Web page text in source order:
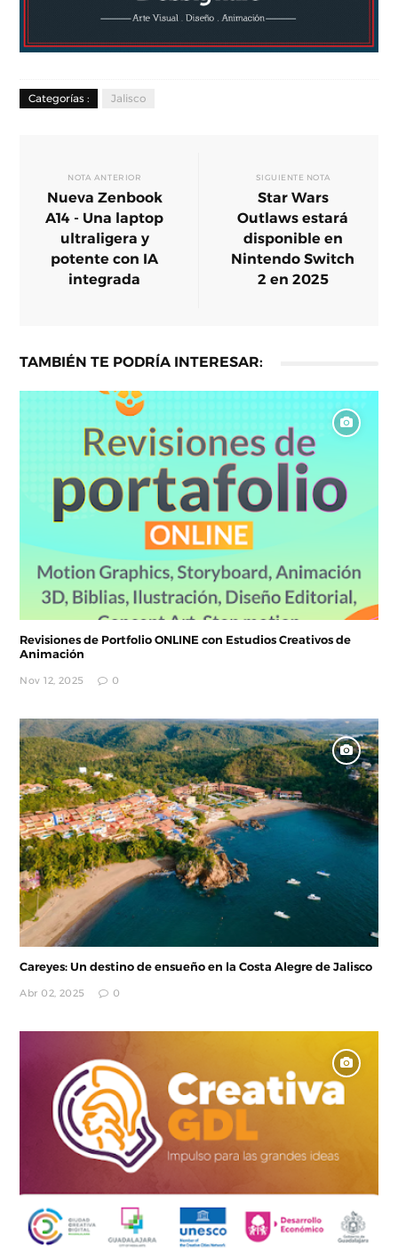
Categorías : Jalisco
NOTA ANTERIOR
Nueva Zenbook
A14 - Una laptop
ultraligera y
potente con IA
integrada
SIGUIENTE NOTA
Star Wars
Outlaws estará
disponible en
Nintendo Switch
2 en 2025
TAMBIÉN TE PODRÍA INTERESAR:
Revisiones de Portfolio ONLINE con Estudios Creativos de
Animación
Nov 12, 2025 0
Careyes: Un destino de ensueño en la Costa Alegre de Jalisco
Abr 02, 2025 0